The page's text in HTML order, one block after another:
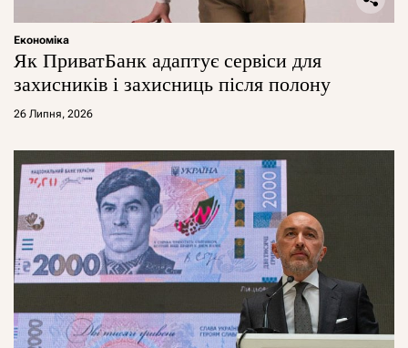
Економіка
Як ПриватБанк адаптує сервіси для
захисників і захисниць після полону
26 Липня, 2026